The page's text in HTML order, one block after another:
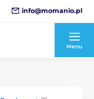
info@momanio.pl
Menu